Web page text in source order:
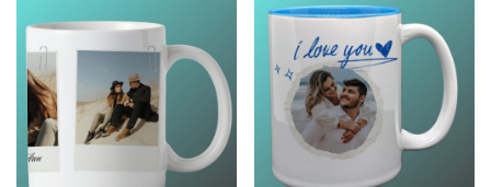
FIÓK LÉTREHOZÁSA